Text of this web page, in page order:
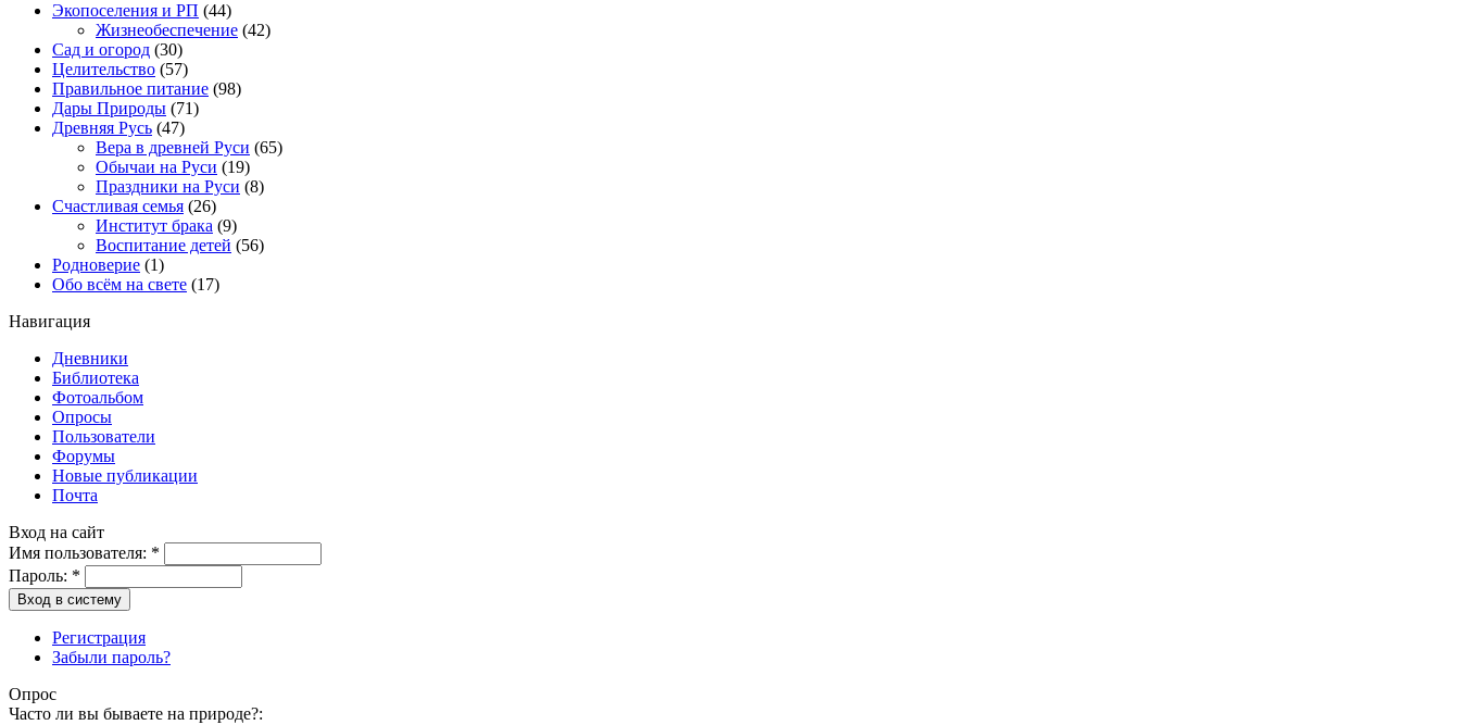
Экопоселения и РП (44)
Жизнеобеспечение (42)
Сад и огород (30)
Целительство (57)
Правильное питание (98)
Дары Природы (71)
Древняя Русь (47)
Вера в древней Руси (65)
Обычаи на Руси (19)
Праздники на Руси (8)
Счастливая семья (26)
Институт брака (9)
Воспитание детей (56)
Родноверие (1)
Обо всём на свете (17)
Навигация
Дневники
Библиотека
Фотоальбом
Опросы
Пользователи
Форумы
Новые публикации
Почта
Вход на сайт
Имя пользователя: *
Пароль: *
Вход в систему
Регистрация
Забыли пароль?
Опрос
Часто ли вы бываете на природе?: